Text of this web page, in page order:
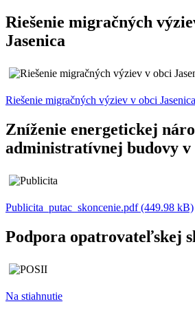
Riešenie migračných
Jasenica
Riešenie migračných výziev v obci
Zníženie energetickej
administratívnej budovy v
Publicita_putac_skoncenie.pdf (449.98 kB)
Podpora opatrovateľskej
Na stiahnutie